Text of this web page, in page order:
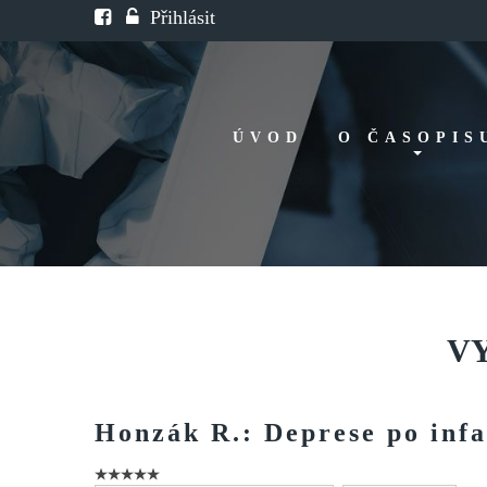
Přihlásit
ÚVOD O
Honzák R.: Deprese po